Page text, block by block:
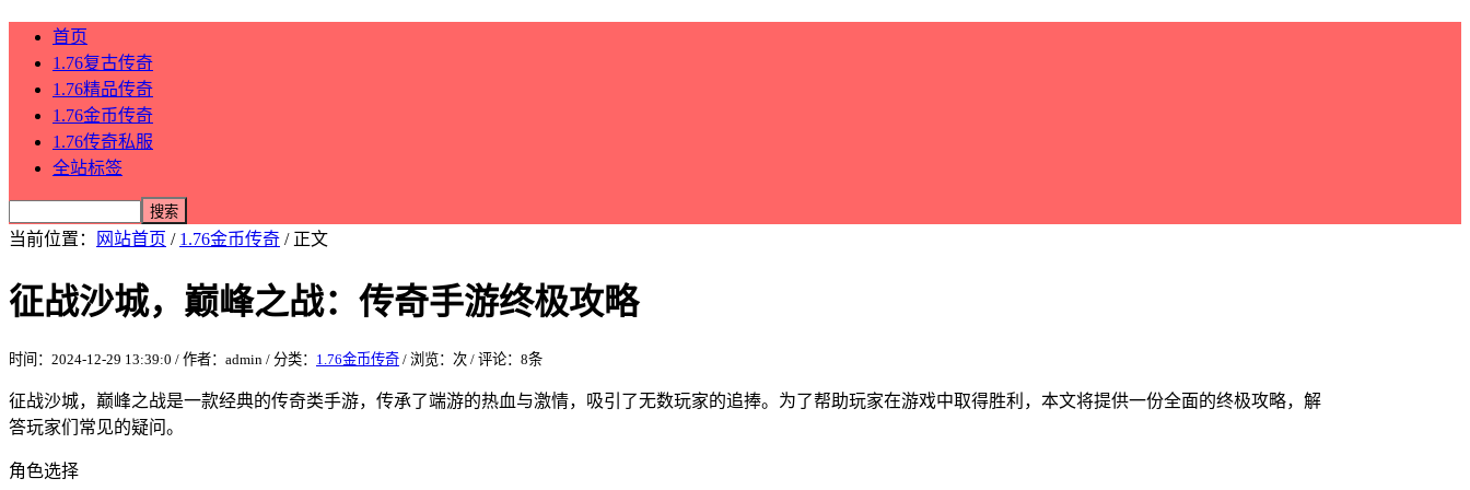
首页
1.76复古传奇
1.76精品传奇
1.76金币传奇
1.76传奇私服
全站标签
当前位置： 网站首页 / 1.76金币传奇 / 正文
征战沙城，巅峰之战：传奇手游终极攻略
时间：2024-12-29 13:39:0 / 作者：admin / 分类： 1.76金币传奇 / 浏览： 次 / 评论：8条
征战沙城，巅峰之战是一款经典的传奇类手游，传承了端游的热血与激情，吸引了无数玩家的追捧。为了帮助玩家在游戏中取得胜利，本文将提供一份全面的终极攻略，解
答玩家们常见的疑问。
角色选择